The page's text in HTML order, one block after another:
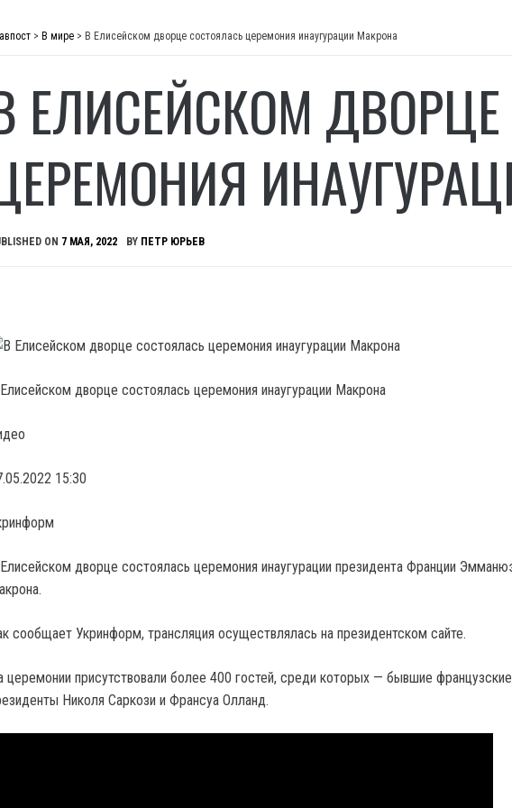
> В мире > В Елисейском дворце состоялась церемония инаугурации Макрона
ЕЛИСЕЙСКОМ
ON 7 МАЯ, 2022 BY ПЕТР ЮРЬЕВ
дворце состоялась церемония инаугурации Макрона
15:30
дворце состоялась церемония инаугурации президента Франции
сообщает Укринформ, трансляция осуществлялась на президентском сайте.
церемонии присутствовали более 400 гостей, среди которых — бывшие французские
Николя Саркози и Франсуа Олланд.